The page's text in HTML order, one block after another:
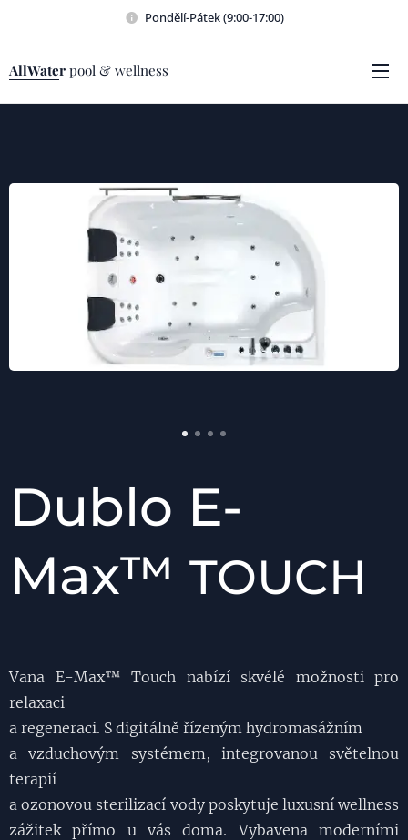
Pondělí-Pátek (9:00-17:00)
AllWater pool & wellness
Dublo E-
Max™ TOUCH
Vana E-Max™ Touch nabízí skvélé možnosti pro
relaxaci
a regeneraci. S digitálně řízeným hydromasážním
a vzduchovým systémem, integrovanou světelnou
terapií
a ozonovou sterilizací vody poskytuje luxusní wellness
zážitek přímo u vás doma. Vybavena moderními